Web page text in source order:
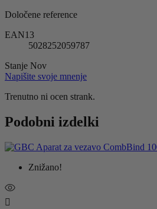
Določene reference
EAN13
5028252059787
Stanje Nov
Napišite svoje mnenje
Trenutno ni ocen strank.
Podobni izdelki
Znižano!
